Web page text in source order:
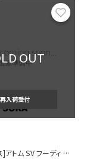
OUT
再入荷受付
[アークテリクス]アトム SV フーディ メンズ